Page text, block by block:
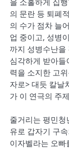
의 문란 등 퇴폐
의 수가 점차 늘
업 중이고, 성병
까지 성병수난
심각하게 받아들
력을 소지한 고
자로> 대듯 칼날
가 이 연극의 주
줄거리는 평민청
유로 갑자기 구
이자벨라는 오